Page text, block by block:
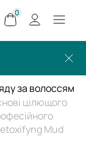
0
за волоссям
цілющого
Mud